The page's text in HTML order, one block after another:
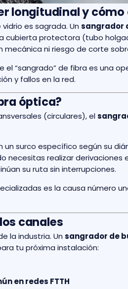
longitudinal y
es sagrada. Un sangrador
cubierta protectora (tubo
ni riesgo de corte
el “sangrado” de fibra es una
y fallos en la red.
óptica?
(circulares), el
surco específico según su
necesitas realizar derivaciones
su ruta sin interrupciones.
es la causa número
canales
la industria. Un sangrador de
tu próxima instalación:
en redes FTTH